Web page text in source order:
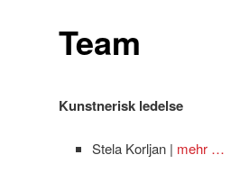
Team
Kunstnerisk ledelse
Stela Korljan | mehr …